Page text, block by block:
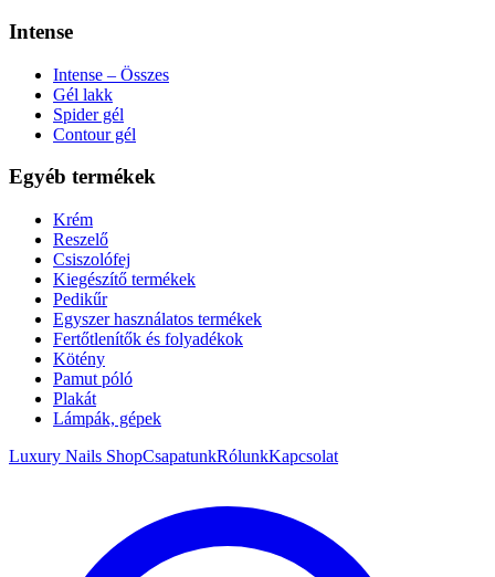
Intense
Intense – Összes
Gél lakk
Spider gél
Contour gél
Egyéb termékek
Krém
Reszelő
Csiszolófej
Kiegészítő termékek
Pedikűr
Egyszer használatos termékek
Fertőtlenítők és folyadékok
Kötény
Pamut póló
Plakát
Lámpák, gépek
Luxury Nails ShopCsapatunkRólunkKapcsolat